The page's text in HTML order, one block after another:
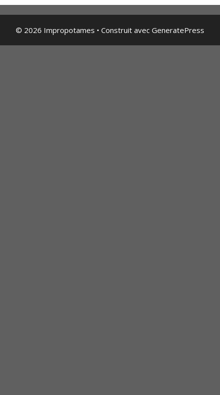
© 2026 Impropotames • Construit avec GeneratePress